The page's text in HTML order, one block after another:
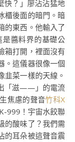
快？」廖沾沾猛地
櫃後面的暗門。暗
的東西。他輸入了
醬料界的基礎公
箱打開，裡面沒有
。這儀器很像一個
韭菜一樣的天線。
「滋——」的電流
焦慮的聲音竹科X
999！宇宙水餃聯
的酸味了？我們需
的耳朵被這聲音震